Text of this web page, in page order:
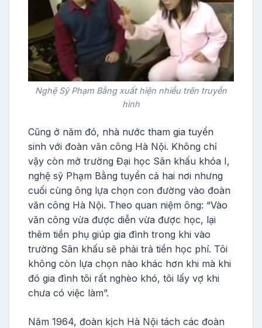
Nghệ Sỹ Phạm Bằng xuất hiện nhiều trên truyền
hình
Cũng ở năm đó, nhà nước tham gia tuyển
sinh với đoàn văn công Hà Nội. Không chỉ
vậy còn mở trường Đại học Sân khấu khóa I,
nghệ sỹ Phạm Bằng tuyển cả hai nơi nhưng
cuối cùng ông lựa chọn con đường vào đoàn
văn công Hà Nội. Theo quan niệm ông: “Vào
văn công vừa được diễn vừa được học, lại
thêm tiền phụ giúp gia đình trong khi vào
trường Sân khấu sẽ phải trả tiền học phí. Tôi
không còn lựa chọn nào khác hơn khi mà khi
đó gia đình tôi rất nghèo khó, tôi lấy vợ khi
chưa có việc làm”.
Năm 1964, đoàn kịch Hà Nội tách các đoàn